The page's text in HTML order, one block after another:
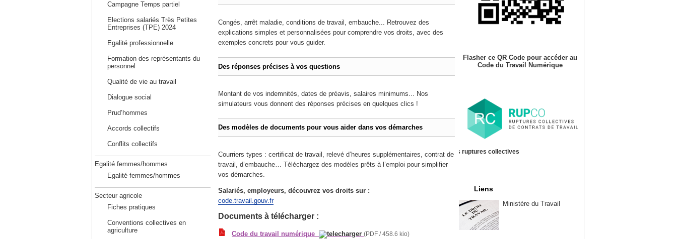
Campagne Temps partiel
Elections salariés Très Petites
Entreprises (TPE) 2024
Egalité professionnelle
Formation des représentants du
personnel
Qualité de vie au travail
Dialogue social
Prud’hommes
Accords collectifs
Conflits collectifs
Egalité femmes/hommes
Egalité femmes/hommes
Secteur agricole
Fiches pratiques
Conventions collectives en
agriculture
Congés, arrêt maladie, conditions de travail, embauche... Retrouvez des
explications simples et personnalisées pour comprendre vos droits, avec des
exemples concrets pour vous guider.
Des réponses précises à vos questions
Montant de vos indemnités, dates de préavis, salaires minimums... Nos
simulateurs vous donnent des réponses précises en quelques clics !
Des modèles de documents pour vous aider dans vos démarches
Courriers types : certificat de travail, relevé d’heures supplémentaires, contrat de
travail, d’embauche… Téléchargez des modèles prêts à l’emploi pour simplifier
vos démarches.
Salariés, employeurs, découvrez vos droits sur :
code.travail.gouv.fr
Documents à télécharger :
Code du travail numérique (PDF / 458.6 kio)
Flasher ce QR Code pour accéder au
Code du Travail Numérique
RUPCO Site des ruptures collectives
Liens
Ministère du Travail